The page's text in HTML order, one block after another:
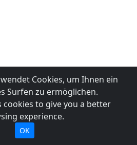
Cookies, um Ihnen ein
Surfen zu ermöglichen.
cookies to give you a better
experience.
OK